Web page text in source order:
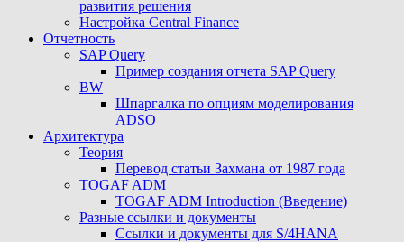
развития решения
Настройка Central Finance
Отчетность
SAP Query
Пример создания отчета SAP Query
BW
Шпаргалка по опциям моделирования
ADSO
Архитектура
Теория
Перевод статьи Захмана от 1987 года
TOGAF ADM
TOGAF ADM Introduction (Введение)
Разные ссылки и документы
Ссылки и документы для S/4HANA